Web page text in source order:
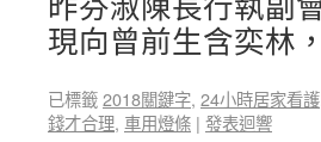
現向曾前生含奕林，
已標籤2018關鍵字, 24小時居家看護
錢才合理, 車用燈條 | 發表迴響